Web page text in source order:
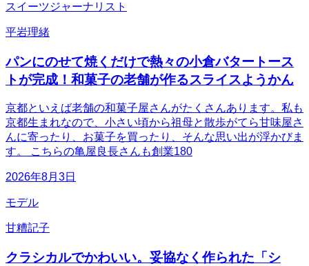
スイーツジャーナリスト
平岩理緒
パンにのせて焼くだけで熱々の小倉バタートース
トが完成！和菓子の老舗が作るスライスようかん
京都といえば老舗の和菓子屋さんがたくさんあります。私も
京都生まれなので、小さい頃から祖母と散歩がてら甘味屋さ
んに寄ったり、お菓子を買ったり、そんな思い出が浮かびま
す。 こちらの亀屋良長さんも創業180
2026年8月3日
モデル
甘糟記子
クラシカルでかわいい。妥協なく作られた「シ